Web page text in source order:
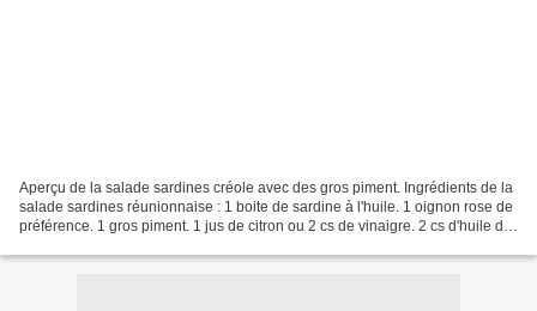
Aperçu de la salade sardines créole avec des gros piment. Ingrédients de la
salade sardines réunionnaise : 1 boite de sardine à l'huile. 1 oignon rose de
préférence. 1 gros piment. 1 jus de citron ou 2 cs de vinaigre. 2 cs d'huile de